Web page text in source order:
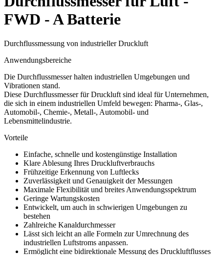
FWD - A Batterie
Durchflussmessung von industrieller Druckluft
Anwendungsbereiche
Die Durchflussmesser halten industriellen Umgebungen und
Vibrationen stand.
Diese Durchflussmesser für Druckluft sind ideal für Unternehmen,
die sich in einem industriellen Umfeld bewegen: Pharma-, Glas-,
Automobil-, Chemie-, Metall-, Automobil- und
Lebensmittelindustrie.
Vorteile
Einfache, schnelle und kostengünstige Installation
Klare Ablesung Ihres Druckluftverbrauchs
Frühzeitige Erkennung von Luftlecks
Zuverlässigkeit und Genauigkeit der Messungen
Maximale Flexibilität und breites Anwendungsspektrum
Geringe Wartungskosten
Entwickelt, um auch in schwierigen Umgebungen zu
bestehen
Zahlreiche Kanaldurchmesser
Lässt sich leicht an alle Formeln zur Umrechnung des
industriellen Luftstroms anpassen.
Ermöglicht eine bidirektionale Messung des Druckluftflusses